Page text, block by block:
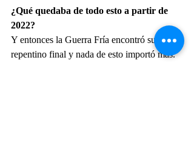
¿Qué quedaba de todo esto a partir de
2022?
Y entonces la Guerra Fría encontró su
repentino final y nada de esto importó más.